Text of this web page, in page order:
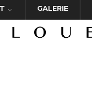
GALERIE